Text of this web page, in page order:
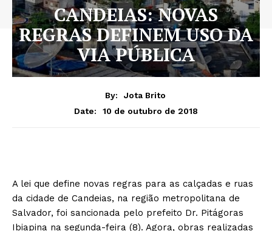
CANDEIAS: NOVAS
REGRAS DEFINEM USO DA
VIA PÚBLICA
By:
Jota Brito
Date:
10 de outubro de 2018
A lei que define novas regras para as calçadas e ruas
da cidade de Candeias, na região metropolitana de
Salvador, foi sancionada pelo prefeito Dr. Pitágoras
Ibiapina na segunda-feira (8). Agora, obras realizadas